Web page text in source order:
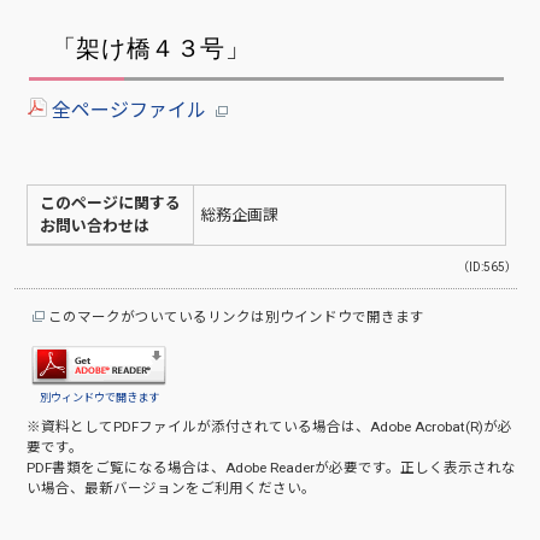
「架け橋４３号」
全ページファイル
このページに関する
お問い合わせは
総務企画課
（ID:565）
このマークがついているリンクは別ウインドウで開きます
別ウィンドウで開きます
※資料としてPDFファイルが添付されている場合は、 Adobe Acrobat(R)が必
要です。
PDF書類をご覧になる場合は、 Adobe Readerが必要です。正しく表示されな
い場合、最新バージョンをご利用ください。